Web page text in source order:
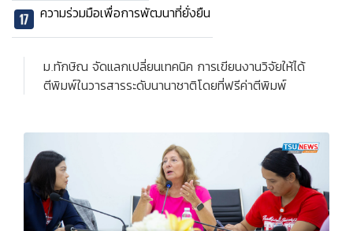
ความร่วมมือเพื่อการพัฒนาที่ยั่งยืน
ม.ทักษิณ จัดแลกเปลี่ยนเทคนิค การเขียนงานวิจัยให้ได้
ตีพิมพ์ในวารสารระดับนานาชาติโดยที่ฟรีค่าตีพิมพ์